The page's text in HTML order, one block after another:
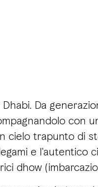
Da
con
trapunto di
e l'autentico
dhow